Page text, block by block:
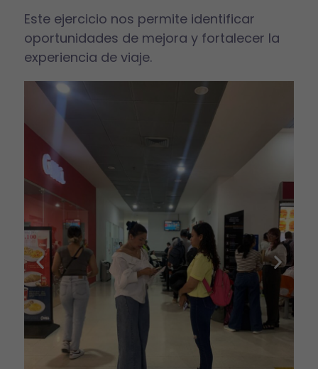
Este ejercicio nos permite identificar
oportunidades de mejora y fortalecer la
experiencia de viaje.